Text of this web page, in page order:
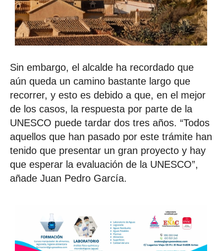
Sin embargo, el alcalde ha recordado que
aún queda un camino bastante largo que
recorrer, y esto es debido a que, en el mejor
de los casos, la respuesta por parte de la
UNESCO puede tardar dos tres años. “Todos
aquellos que han pasado por este trámite han
tenido que presentar un gran proyecto y hay
que esperar la evaluación de la UNESCO”,
añade Juan Pedro García.